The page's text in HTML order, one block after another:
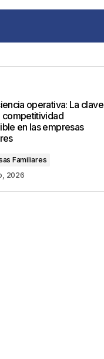
están marcados
operativa: La clave
competitividad
en las empresas
Familiares
2026